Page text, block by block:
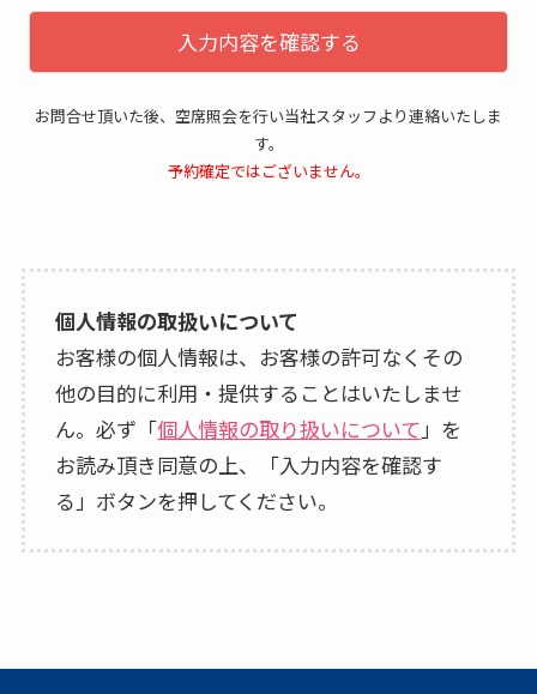
入力内容を確認する
お問合せ頂いた後、空席照会を行い当社スタッフより連絡いたしま
す。
予約確定ではございません。
個人情報の取扱いについて
お客様の個人情報は、お客様の許可なくその
他の目的に利用・提供することはいたしませ
ん。必ず「個人情報の取り扱いについて 」を
お読み頂き同意の上、「入力内容を確認す
る」ボタンを押してください。